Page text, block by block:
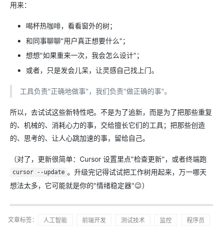
用来：
喝杯热咖啡，看看窗外的树；
和同事聊聊"用户真正想要什么"；
想想"如果重来一次，我会怎么设计"；
或者，只是发会儿呆，让灵感自己找上门。
工具负责"正确地做事"，我们负责"做正确的事"。
所以，去试试这些新特性吧。不是为了追新，而是为了把那些重复
的、机械的、消耗心力的事，交给擅长它们的工具；把那些创造
的、思考的、让人心跳加速的事，留给自己。
（对了，更新很简单：Cursor 设置里点"检查更新"，或者终端跑
cursor --update 。升级完记得试试把工作树用起来，万一哪天
想法太多，它可能就是你的"情绪稳定器"😉）
文章标签： 人工智能 前端开发 测试技术 监控
程序员